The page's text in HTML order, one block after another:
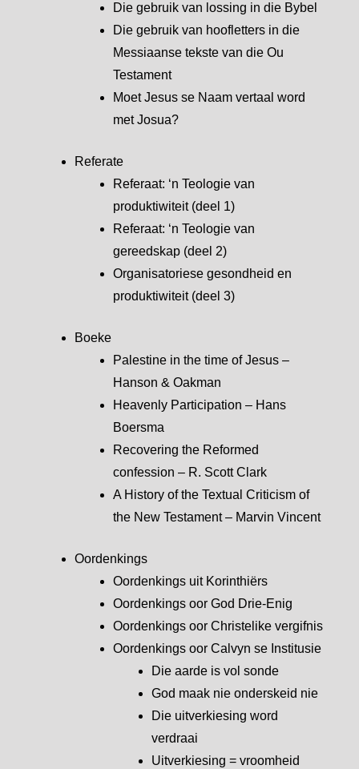
Die gebruik van lossing in die Bybel
Die gebruik van hoofletters in die
Messiaanse tekste van die Ou
Testament
Moet Jesus se Naam vertaal word
met Josua?
Referate
Referaat: ‘n Teologie van
produktiwiteit (deel 1)
Referaat: ‘n Teologie van
gereedskap (deel 2)
Organisatoriese gesondheid en
produktiwiteit (deel 3)
Boeke
Palestine in the time of Jesus –
Hanson & Oakman
Heavenly Participation – Hans
Boersma
Recovering the Reformed
confession – R. Scott Clark
A History of the Textual Criticism of
the New Testament – Marvin Vincent
Oordenkings
Oordenkings uit Korinthiërs
Oordenkings oor God Drie-Enig
Oordenkings oor Christelike vergifnis
Oordenkings oor Calvyn se Institusie
Die aarde is vol sonde
God maak nie onderskeid nie
Die uitverkiesing word
verdraai
Uitverkiesing = vroomheid